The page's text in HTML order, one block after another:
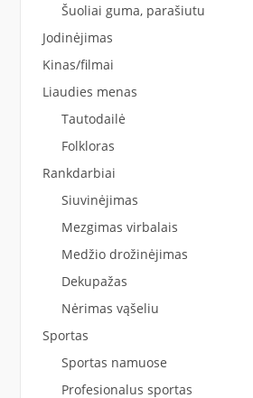
Šuoliai guma, parašiutu
Jodinėjimas
Kinas/filmai
Liaudies menas
Tautodailė
Folkloras
Rankdarbiai
Siuvinėjimas
Mezgimas virbalais
Medžio drožinėjimas
Dekupažas
Nėrimas vąšeliu
Sportas
Sportas namuose
Profesionalus sportas